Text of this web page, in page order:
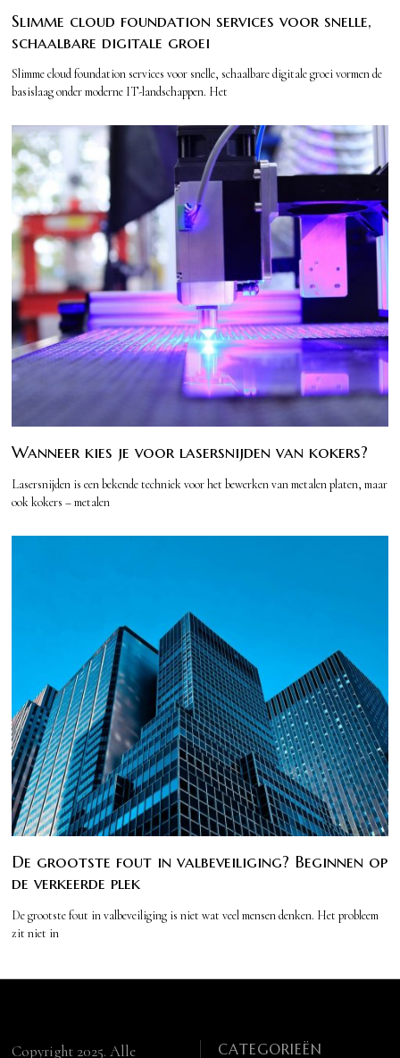
Slimme cloud foundation services voor snelle,
schaalbare digitale groei
Slimme cloud foundation services voor snelle, schaalbare digitale groei vormen de
basislaag onder moderne IT-landschappen. Het
Wanneer kies je voor lasersnijden van kokers?
Lasersnijden is een bekende techniek voor het bewerken van metalen platen, maar
ook kokers – metalen
De grootste fout in valbeveiliging? Beginnen op
de verkeerde plek
De grootste fout in valbeveiliging is niet wat veel mensen denken. Het probleem
zit niet in
Copyright 2025. Alle CATEGORIEËN